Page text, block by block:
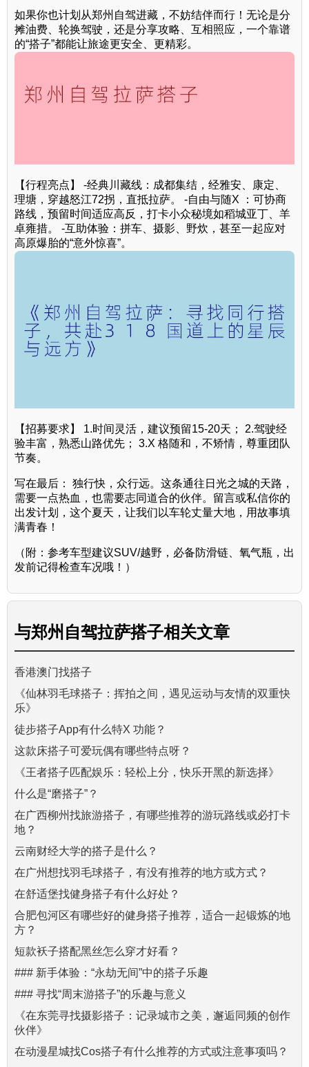
如果你也计划从郑州自驾进藏，不妨结伴而行！无论是分
摊油费、轮换驾驶，还是分享攻略、互相照应，一个靠谱
的“搭子”都能让旅途更安全、更精彩。
【行程亮点】 -经典川藏线：成都集结，经雅安、康定、
理塘，穿越怒江72拐，直抵拉萨。 -自由与随X ：可协商
路线，预留时间适应高反，打卡小众秘境如稻城亚丁、羊
卓雍措。 -互助体验：拼车、摄影、野炊，甚至一起应对
高原爆胎的“意外惊喜”。
【招募要求】 1.时间灵活，建议预留15-20天； 2.驾驶经
验丰富，熟悉山路优先； 3.X 格随和，不矫情，尊重团队
节奏。
写在最后： 独行快，众行远。这条通往日光之城的天路，
需要一点热血，也需要志同道合的伙伴。留言或私信你的
出发计划，这个夏天，让我们以车轮丈量大地，用故事填
满青春！
（附：参考车型建议SUV/越野，必备防滑链、氧气瓶，出
发前记得检查车况哦！）
与郑州自驾拉萨搭子相关文章
香港澳门找搭子
《仙林羽毛球搭子：挥拍之间，遇见运动与友情的双重快
乐》
徒步搭子App有什么特X 功能？
这款床搭子可爱玩偶有哪些特点呀？
《王者搭子匹配娱乐：轻松上分，快乐开黑的新选择》
什么是“磨搭子”？
在广西柳州找旅游搭子，有哪些推荐的游玩路线或必打卡
地？
云南财经大学的搭子是什么？
在广州想找羽毛球搭子，有没有推荐的地方或方式？
在舒适堡找健身搭子有什么好处？
合肥包河区有哪些好的健身搭子推荐，适合一起锻炼的地
方？
短款袄子搭配黑丝怎么穿才好看？
### 新手体验：“永劫无间”中的搭子乐趣
### 寻找“周末游搭子”的乐趣与意义
《在东莞寻找摄影搭子：记录城市之美，邂逅同频的创作
伙伴》
在动漫星城找Cos搭子有什么推荐的方式或注意事项吗？